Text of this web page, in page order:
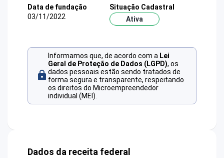
Data de fundação
03/11/2022
Situação Cadastral
Ativa
Informamos que, de acordo com a Lei
Geral de Proteção de Dados (LGPD), os
dados pessoais estão sendo tratados de
forma segura e transparente, respeitando
os direitos do Microempreendedor
individual (MEI).
Dados da receita federal